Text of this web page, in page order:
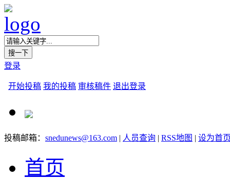
登录
开始投稿 我的投稿 审核稿件 退出登录
投稿邮箱： snedunews@163.com | 人员查询 | RSS地图 | 设为首
首页